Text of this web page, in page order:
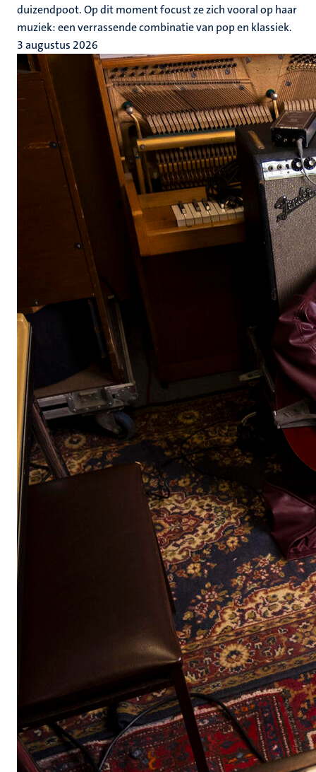
duizendpoot. Op dit moment focust ze zich vooral op haar
muziek: een verrassende combinatie van pop en klassiek.
3 augustus 2026